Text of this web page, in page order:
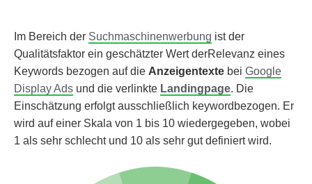
Im Bereich der Suchmaschinenwerbung ist der
Qualitätsfaktor ein geschätzter Wert derRelevanz eines
Keywords bezogen auf die Anzeigentexte bei Google
Display Ads und die verlinkte Landingpage. Die
Einschätzung erfolgt ausschließlich keywordbezogen. Er
wird auf einer Skala von 1 bis 10 wiedergegeben, wobei
1 als sehr schlecht und 10 als sehr gut definiert wird.